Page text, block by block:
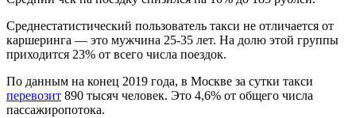
Среднестатистический пользователь такси не отличается от
каршеринга — это мужчина 25-35 лет. На долю этой группы
приходится 23% от всего числа поездок.
По данным на конец 2019 года, в Москве за сутки такси
перевозит 890 тысяч человек. Это 4,6% от общего числа
пассажиропотока.